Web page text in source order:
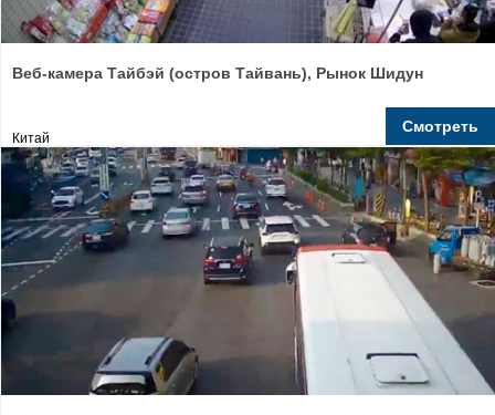
Веб-камера Тайбэй (остров Тайвань), Рынок Шидун
Китай
Смотреть